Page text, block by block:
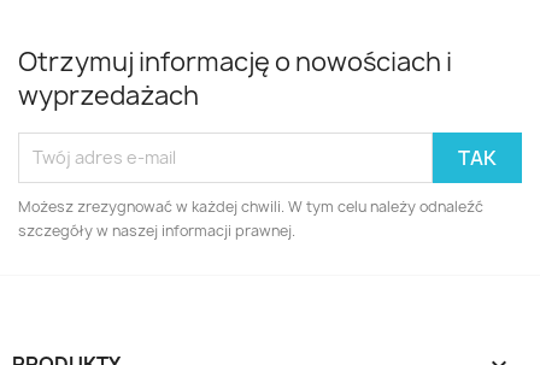
Otrzymuj informację o nowościach i
wyprzedażach
Możesz zrezygnować w każdej chwili. W tym celu należy odnaleźć
szczegóły w naszej informacji prawnej.